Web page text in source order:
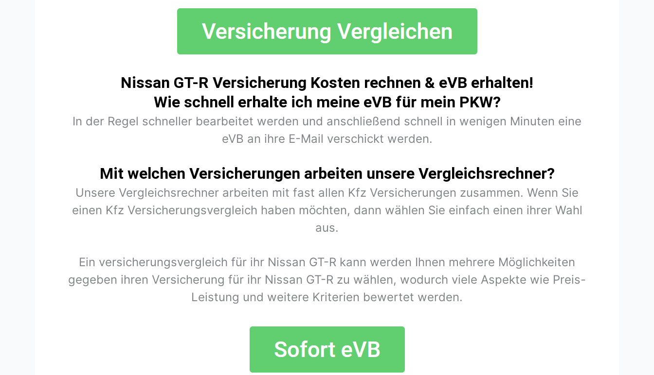
Nissan GT-R Versicherung Kosten rechnen & eVB erhalten!
Wie schnell erhalte ich meine eVB für mein PKW?
In der Regel schneller bearbeitet werden und anschließend schnell in wenigen Minuten eine
eVB an ihre E-Mail verschickt werden.
Mit welchen Versicherungen arbeiten unsere Vergleichsrechner?
Unsere Vergleichsrechner arbeiten mit fast allen Kfz Versicherungen zusammen. Wenn Sie
einen Kfz Versicherungsvergleich haben möchten, dann wählen Sie einfach einen ihrer Wahl
aus.
Ein versicherungsvergleich für ihr Nissan GT-R kann werden Ihnen mehrere Möglichkeiten
gegeben ihren Versicherung für ihr Nissan GT-R zu wählen, wodurch viele Aspekte wie Preis-
Leistung und weitere Kriterien bewertet werden.